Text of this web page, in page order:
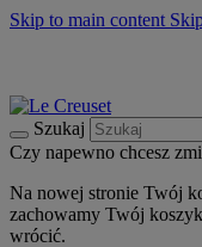
Skip to main content
Szukaj
Czy napewno chcesz
Na nowej stronie Twój
zachowamy Twój
wrócić.